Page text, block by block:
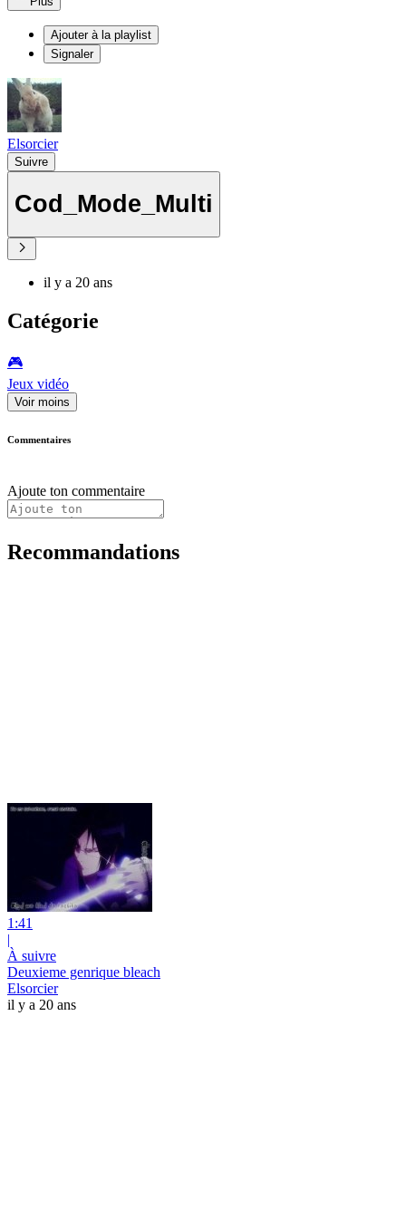
Ajouter à la playlist
Signaler
Elsorcier
Suivre
Cod_Mode_Multi
il y a 20 ans
Catégorie
🎮️
Jeux vidéo
Voir moins
Commentaires
Ajoute ton commentaire
Recommandations
1:41
|
À suivre
Deuxieme genrique bleach
Elsorcier
il y a 20 ans